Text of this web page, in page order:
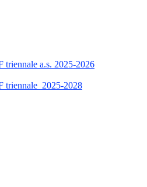
triennale a.s. 2025-2026
triennale_2025-2028